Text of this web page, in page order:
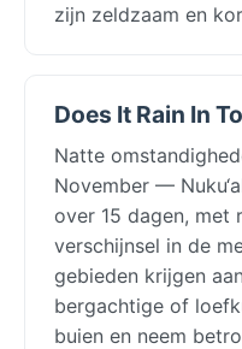
zijn zeldzaam en
Does It Rain In
Natte
November —
over 15 dagen, met
verschijnsel in de
gebieden krijgen
bergachtige of
buien en neem